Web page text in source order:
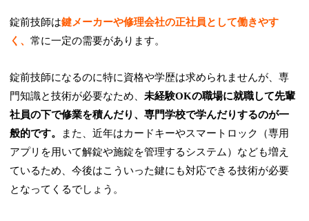
錠前技師は鍵メーカーや修理会社の正社員として働きやす
く、常に一定の需要があります。
錠前技師になるのに特に資格や学歴は求められませんが、専
門知識と技術が必要なため、未経験OKの職場に就職して先輩
社員の下で修業を積んだり、専門学校で学んだりするのが一
般的です。
また、近年はカードキーやスマートロック（専用
アプリを用いて解錠や施錠を管理するシステム）なども増え
ているため、今後はこういった鍵にも対応できる技術が必要
となってくるでしょう。